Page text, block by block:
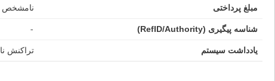
مبلغ پرداختی نامشخص
شناسه پیگیری (RefID/Authority) -
یادداشت سیستم تراکنش